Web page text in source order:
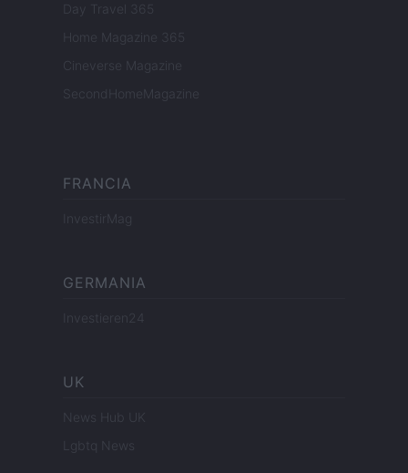
Day Travel 365
Home Magazine 365
Cineverse Magazine
SecondHomeMagazine
FRANCIA
InvestirMag
GERMANIA
Investieren24
UK
News Hub UK
Lgbtq News